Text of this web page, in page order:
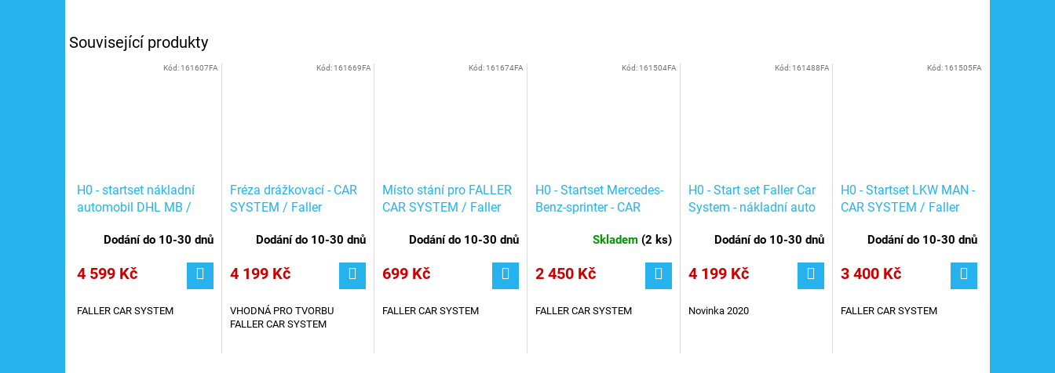
Související produkty
H0 - startset nákladní
automobil DHL MB /
Dodání do 10-30 dnů
4 599 Kč
FALLER CAR SYSTEM
Kód: 161607FA
Fréza drážkovací - CAR
SYSTEM / Faller
Dodání do 10-30 dnů
4 199 Kč
VHODNÁ PRO TVORBU
FALLER CAR SYSTEM
Kód: 161669FA
Místo stání pro FALLER
CAR SYSTEM / Faller
Dodání do 10-30 dnů
699 Kč
FALLER CAR SYSTEM
Kód: 161674FA
H0 - Startset Mercedes-
Benz-sprinter - CAR
Skladem (2 ks)
2 450 Kč
FALLER CAR SYSTEM
Kód: 161504FA
H0 - Start set Faller Car
System - nákladní auto
161488Dodání do 10-30 dnů
4 199 Kč
Novinka 2020
Kód: 161488FA
H0 - Startset LKW MAN -
CAR SYSTEM / Faller
Dodání do 10-30 dnů
3 400 Kč
FALLER CAR SYSTEM
Kód: 161505FA